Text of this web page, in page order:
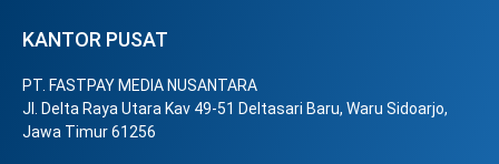
KANTOR PUSAT
PT. FASTPAY MEDIA NUSANTARA
Jl. Delta Raya Utara Kav 49-51 Deltasari Baru, Waru Sidoarjo,
Jawa Timur 61256